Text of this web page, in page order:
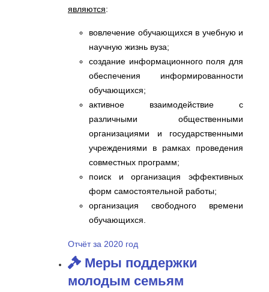
являются:
вовлечение обучающихся в учебную и
научную жизнь вуза;
создание информационного поля для
обеспечения информированности
обучающихся;
активное взаимодействие с
различными общественными
организациями и государственными
учреждениями в рамках проведения
совместных программ;
поиск и организация эффективных
форм самостоятельной работы;
организация свободного времени
обучающихся.
Отчёт за 2020 год
Меры поддержки
молодым семьям